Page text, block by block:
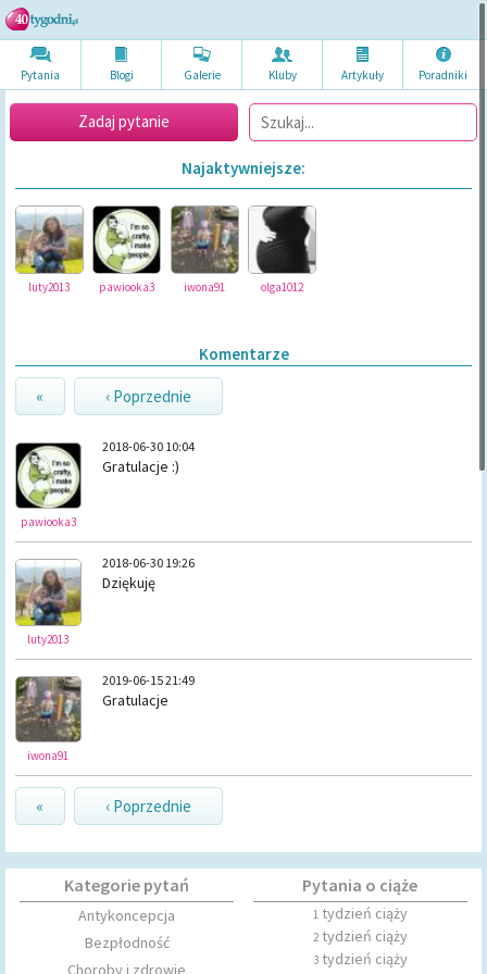
Pytania Blogi Galerie Kluby Artykuły Poradniki
Zadaj pytanie
Najaktywniejsze:
luty2013 pawiooka3 iwona91 olga1012
Komentarze
« ‹ Poprzednie
pawiooka3
2018-06-30 10:04
Gratulacje :)
luty2013
2018-06-30 19:26
Dziękuję
iwona91
2019-06-15 21:49
Gratulacje
« ‹ Poprzednie
Kategorie pytań
Antykoncepcja
Bezpłodność
Choroby i zdrowie
Pytania o ciąże
1tydzień ciąży
2tydzień ciąży
3tydzień ciąży